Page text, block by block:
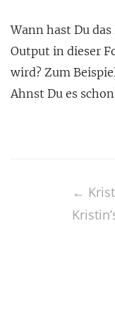
Wann hast Du
Output in dieser
wird? Zum
Ahnst Du es
navigation
←